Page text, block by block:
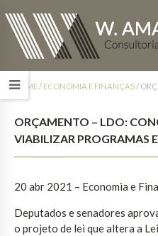
HOME/ ECONOMIA E FINANÇAS/
ORÇAMENTO – LDO:
VIABILIZAR PROGRAMAS
20 abr 2021 – Economia e
Deputados e senadores
o projeto de lei que altera a